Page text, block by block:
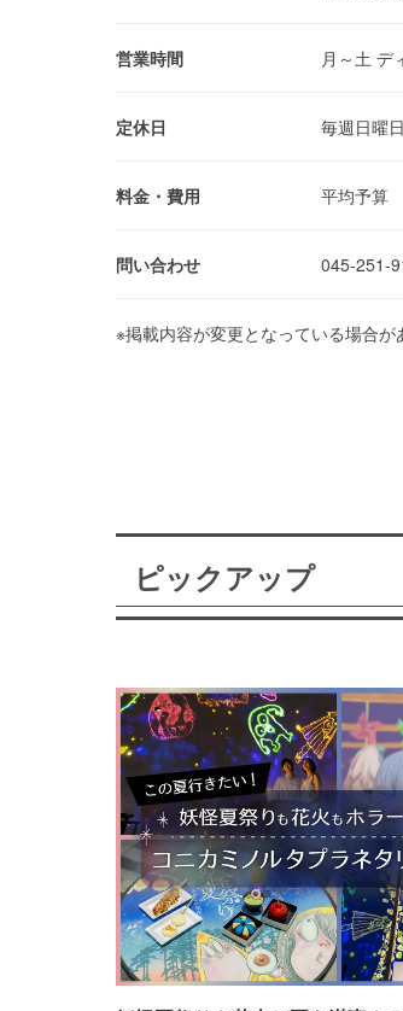
営業時間 月～土 デ
定休日 毎週日曜日
料金・費用 平均予算
問い合わせ 045-251-
※掲載内容が変更となっている場合が
ピックアップ